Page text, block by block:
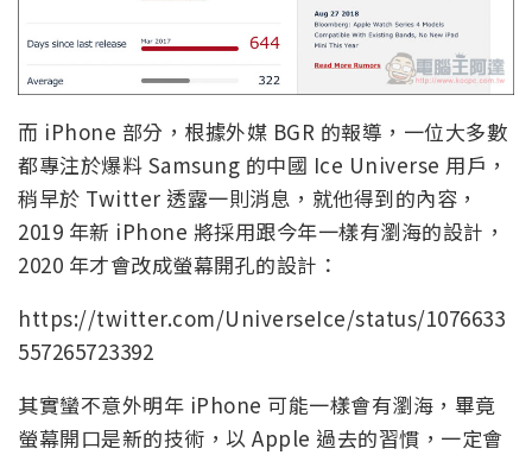
而 iPhone 部分，根據外媒 BGR 的報導，一位大多數
都專注於爆料 Samsung 的中國 Ice Universe 用戶，
稍早於 Twitter 透露一則消息，就他得到的內容，
2019 年新 iPhone 將採用跟今年一樣有瀏海的設計，
2020 年才會改成螢幕開孔的設計：
https://twitter.com/UniverseIce/status/1076633
557265723392
其實蠻不意外明年 iPhone 可能一樣會有瀏海，畢竟
螢幕開口是新的技術，以 Apple 過去的習慣，一定會